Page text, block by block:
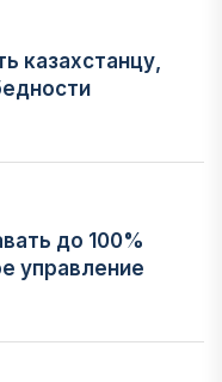
казахстанцу,
до 100%
управление